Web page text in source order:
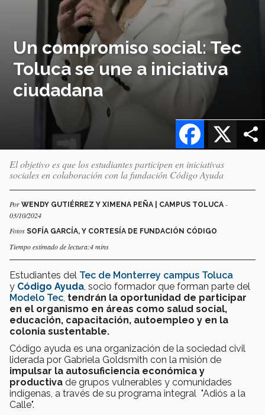
Un compromiso social: Tec
Toluca se une a iniciativa
ciudadana
X
Facebook
El objetivo es que los estudiantes participen en iniciativas
sociales en colaboración con la fundación Código Ayuda
Por WENDY GUTIÉRREZ Y XIMENA PEÑA | CAMPUS TOLUCA -
03/10/2024
Fotos SOFÍA GARCÍA, Y CORTESÍA DE FUNDACIÓN CÓDIGO
Tiempo estimado de lectura:4 mins
Estudiantes del Tec de Monterrey campus Toluca
y Código Ayuda , socio formador que forman parte del
Modelo Tec tendrán la oportunidad de participar
en el organismo en áreas como salud social,
educación, capacitación, autoempleo y en la
colonia sustentable.
Código ayuda es una organización de la sociedad civil
liderada por Gabriela Goldsmith con la misión de
impulsar la autosuficiencia económica y
productiva de grupos vulnerables y comunidades
indígenas, a través de su programa integral "Adiós a la
Calle".